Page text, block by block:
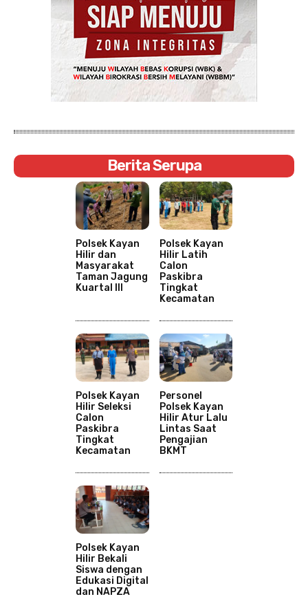
Berita Serupa
Polsek Kayan
Hilir dan
Masyarakat
Taman Jagung
Kuartal III
Polsek Kayan
Hilir Latih
Calon
Paskibra
Tingkat
Kecamatan
Polsek Kayan
Hilir Seleksi
Calon
Paskibra
Tingkat
Kecamatan
Personel
Polsek Kayan
Hilir Atur Lalu
Lintas Saat
Pengajian
BKMT
Polsek Kayan
Hilir Bekali
Siswa dengan
Edukasi Digital
dan NAPZA